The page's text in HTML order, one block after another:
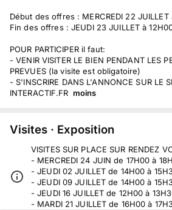
Début des offres : MERCREDI 22 JUILLET
Fin des offres : JEUDI 23 JUILLET à
POUR PARTICIPER il faut:
- VENIR VISITER LE BIEN PENDANT LES
PREVUES (la visite est obligatoire)
- S'INSCRIRE DANS L'ANNONCE SUR LE
INTERACTIF.FR moins
Visites · Exposition
VISITES SUR PLACE SUR RENDEZ
- MERCREDI 24 JUIN de 17H00 à
- JEUDI 02 JUILLET de 14H00 à
- JEUDI 09 JUILLET de 14H00 à
- JEUDI 16 JUILLET de 12H00 à
- MARDI 21 JUILLET de 16H00 à